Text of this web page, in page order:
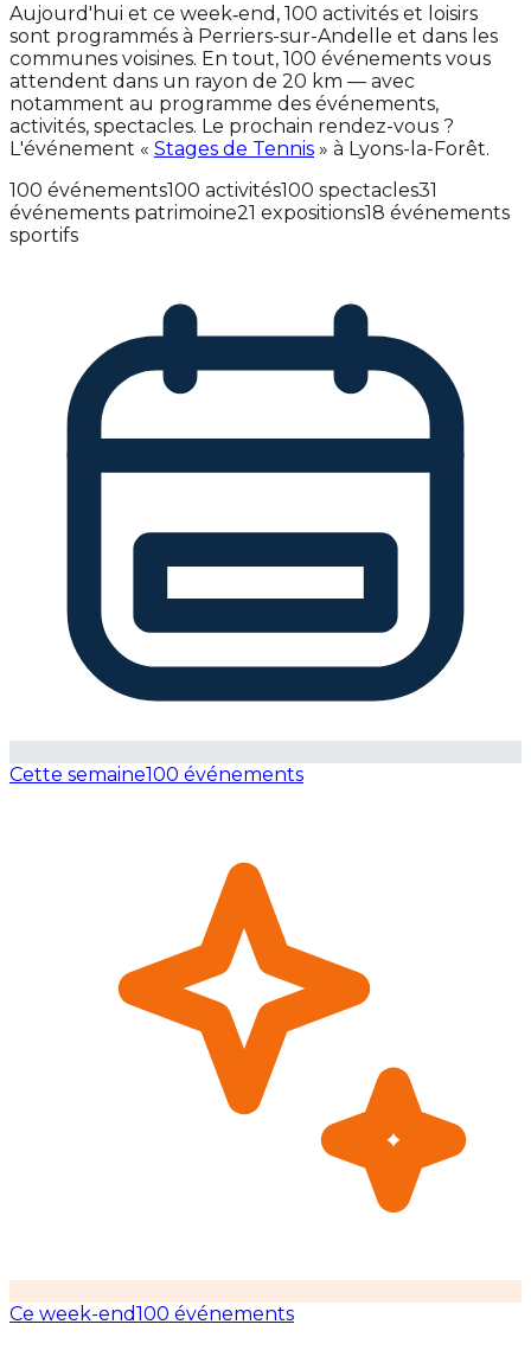
Aujourd'hui et ce week‑end, 100 activités et loisirs
sont programmés à Perriers-sur-Andelle et dans les
communes voisines. En tout, 100 événements vous
attendent dans un rayon de 20 km — avec
notamment au programme des événements,
activités, spectacles. Le prochain rendez-vous ?
L'événement « Stages de Tennis » à Lyons-la-Forêt.
100 événements100 activités100 spectacles31
événements patrimoine21 expositions18 événements
sportifs
Cette semaine100 événements
Ce week-end100 événements